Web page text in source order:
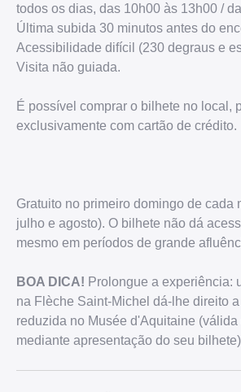
todos os dias, das 10h00 às 13h00 /
Última subida 30 minutos antes do
Acessibilidade difícil (230 degraus e
Visita não guiada.
É possível comprar o bilhete no local,
exclusivamente com cartão de crédito.
Gratuito no primeiro domingo de cada
julho e agosto). O bilhete não dá
mesmo em períodos de grande
BOA DICA! Prolongue a experiência:
na Flèche Saint-Michel dá-lhe direito
reduzida no Musée d'Aquitaine (válida
mediante apresentação do seu